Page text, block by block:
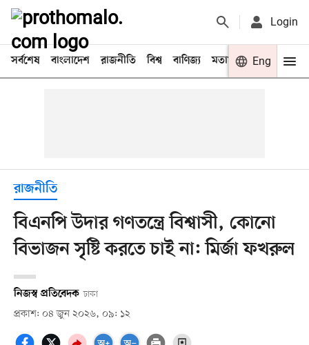
Login
সর্বশেষ বাংলাদেশ রাজনীতি বিশ্ব বাণিজ্য মতামত খেলা
Eng
রাজনীতি
বিএনপি উদার গণতন্ত্রে বিশ্বাসী, কোনো
বিভাজন সৃষ্টি করতে চাই না: মির্জা ফখরুল
নিজস্ব প্রতিবেদক ঢাকা
প্রকাশ: ০৪ জুন ২০২৬, ০৯: ১২